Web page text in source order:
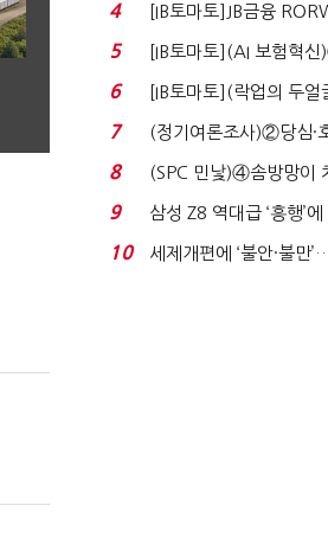
4
[IB토마토]JB금융
실적 견인은 은행 ...
5
[IB토마토](AI 보험혁
80% 개선…현실...
6
[IB토마토](락업의 두
자 첫날 매도…FI ...
7
(정기여론조사)②당심·
청래 '초접전'...
8
(SPC 민낯)④솜방망이
생법 위반 반복...
9
삼성 Z8 역대급 ‘흥행’
목…9월 ‘폴...
10
세제개편에 ‘불안·불만